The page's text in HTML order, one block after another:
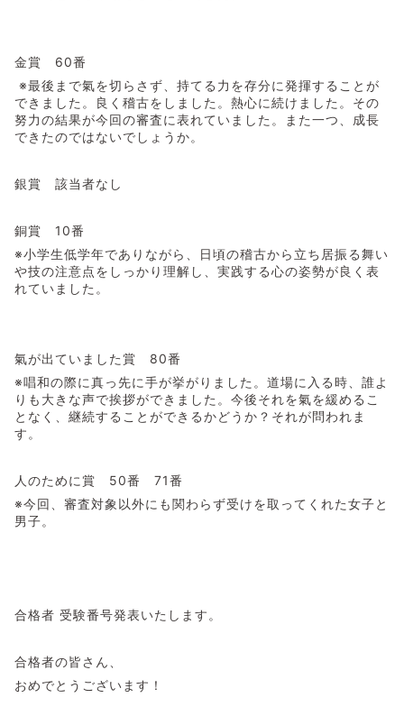
金賞 60番
※最後まで氣を切らさず、持てる力を存分に発揮することが
できました。良く稽古をしました。熱心に続けました。その
努力の結果が今回の審査に表れていました。また一つ、成長
できたのではないでしょうか。
銀賞 該当者なし
銅賞 10番
※小学生低学年でありながら、日頃の稽古から立ち居振る舞い
や技の注意点をしっかり理解し、実践する心の姿勢が良く表
れていました。
氣が出ていました賞 80番
※唱和の際に真っ先に手が挙がりました。道場に入る時、誰よ
りも大きな声で挨拶ができました。今後それを氣を緩めるこ
となく、継続することができるかどうか？それが問われま
す。
人のために賞 50番 71番
※今回、審査対象以外にも関わらず受けを取ってくれた女子と
男子。
合格者 受験番号発表いたします。
合格者の皆さん、
おめでとうございます！